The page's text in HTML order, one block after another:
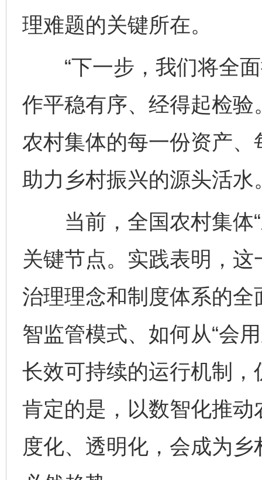
理难题的关键所在。
“下一步，我们将全面
作平稳有序、经得起检验
农村集体的每一份资产
助力乡村振兴的源头活水
当前，全国农村集体“
关键节点。实践表明，
治理理念和制度体系的
智监管模式、如何从“会
长效可持续的运行机制
肯定的是，以数智化推动
度化、透明化，会成为